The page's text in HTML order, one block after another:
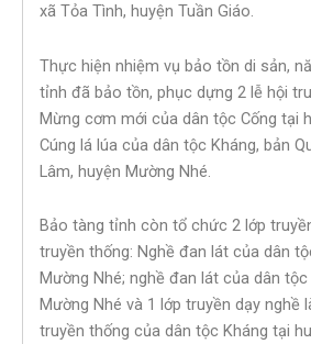
xã Tỏa Tình, huyện Tuần Giáo.
Thực hiện nhiệm vụ bảo tồn di sản,
tỉnh đã bảo tồn, phục dựng 2 lễ hội
Mừng cơm mới của dân tộc Cống tại
Cúng lá lúa của dân tộc Kháng, bản
Lâm, huyện Mường Nhé.
Bảo tàng tỉnh còn tổ chức 2 lớp
truyền thống: Nghề đan lát của dân
Mường Nhé; nghề đan lát của dân
Mường Nhé và 1 lớp truyền dạy nghề
truyền thống của dân tộc Kháng tại